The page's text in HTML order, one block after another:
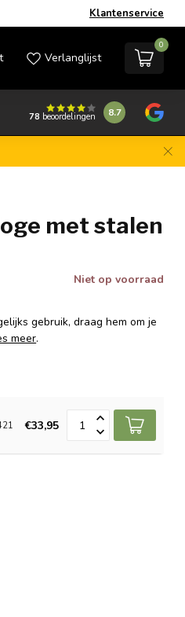
Klantenservice
Verlanglijst
0
78 beoordelingen 8.7
met stalen
Niet op voorraad
gebruik, draag hem om je
meer.
€33,95